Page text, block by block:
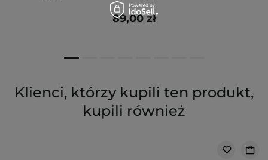
89,00 zł
Klienci, którzy kupili ten produkt,
kupili również